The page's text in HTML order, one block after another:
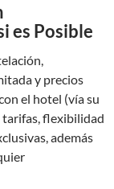
es Posible
y precios
el hotel (vía su
flexibilidad
además